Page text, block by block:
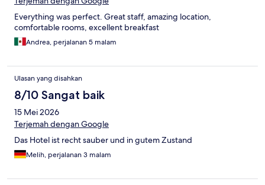
Everything was perfect. Great staff, amazing location,
comfortable rooms, excellent breakfast
Andrea, perjalanan 5 malam
Ulasan yang disahkan
8/10 Sangat baik
15 Mei 2026
Terjemah dengan Google
Das Hotel ist recht sauber und in gutem Zustand
Melih, perjalanan 3 malam